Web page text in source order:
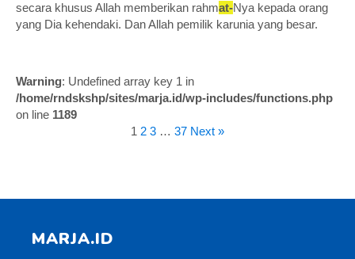
secara khusus Allah memberikan rahmat-Nya kepada orang
yang Dia kehendaki. Dan Allah pemilik karunia yang besar.
Warning: Undefined array key 1 in
/home/rndskshp/sites/marja.id/wp-includes/functions.php
on line 1189
1 2 3 … 37 Next »
MARJA.ID